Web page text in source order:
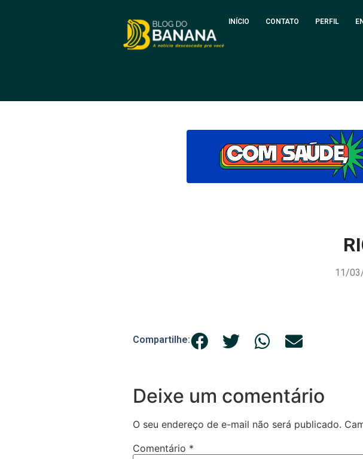
INÍCIO CONTATO PERFIL
11/
Compartilhe:
Deixe um comentário
O seu endereço de e-mail não será publicado.
Comentário *